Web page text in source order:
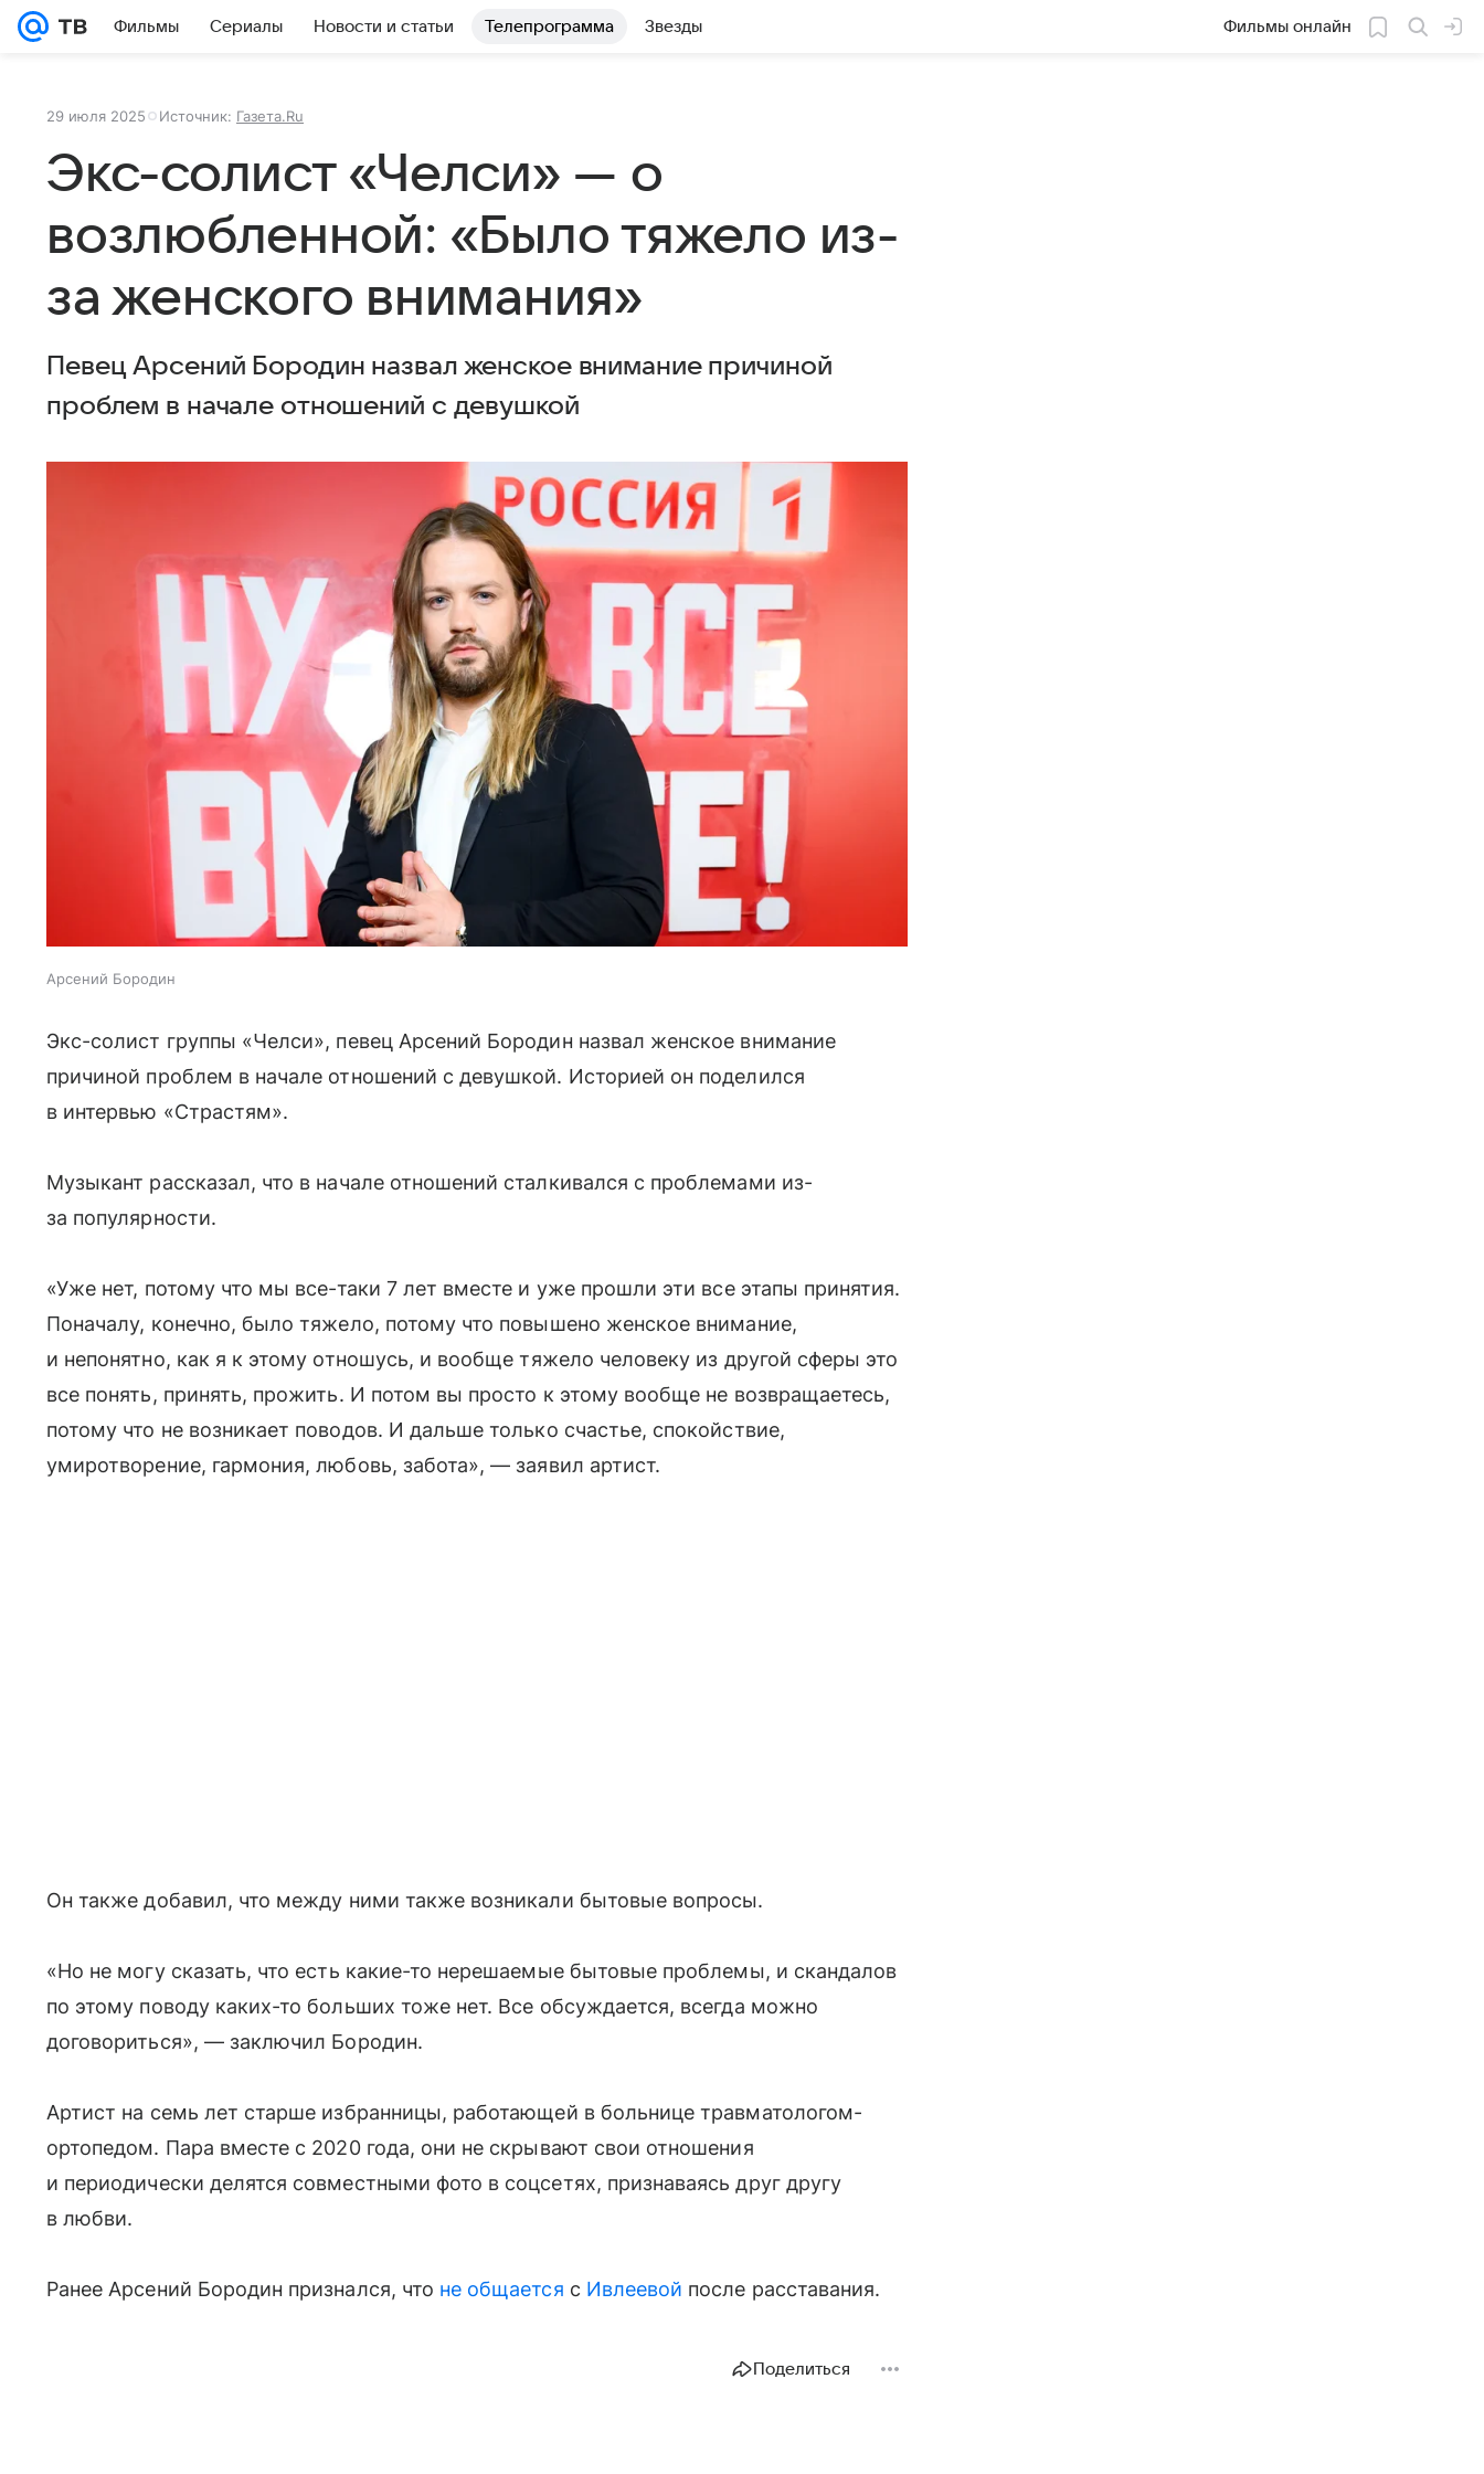
Фильмы Сериалы Новости и статьи Телепрограмма Звезды Фильмы онлайн
29 июля 2025 Источник: Газета.Ru
Экс-солист «Челси» — о
возлюбленной: «Было тяжело из-
за женского внимания»
Певец Арсений Бородин назвал женское внимание причиной
проблем в начале отношений с девушкой
Арсений Бородин
Экс-солист группы «Челси», певец Арсений Бородин назвал женское внимание
причиной проблем в начале отношений с девушкой. Историей он поделился
в интервью «Страстям».
Музыкант рассказал, что в начале отношений сталкивался с проблемами из-
за популярности.
«Уже нет, потому что мы все-таки 7 лет вместе и уже прошли эти все этапы принятия.
Поначалу, конечно, было тяжело, потому что повышено женское внимание,
и непонятно, как я к этому отношусь, и вообще тяжело человеку из другой сферы это
все понять, принять, прожить. И потом вы просто к этому вообще не возвращаетесь,
потому что не возникает поводов. И дальше только счастье, спокойствие,
умиротворение, гармония, любовь, забота», — заявил артист.
Он также добавил, что между ними также возникали бытовые вопросы.
«Но не могу сказать, что есть какие-то нерешаемые бытовые проблемы, и скандалов
по этому поводу каких-то больших тоже нет. Все обсуждается, всегда можно
договориться», — заключил Бородин.
Артист на семь лет старше избранницы, работающей в больнице травматологом-
ортопедом. Пара вместе с 2020 года, они не скрывают свои отношения
и периодически делятся совместными фото в соцсетях, признаваясь друг другу
в любви.
Ранее Арсений Бородин признался, что не общается с Ивлеевой после расставания.
Поделиться